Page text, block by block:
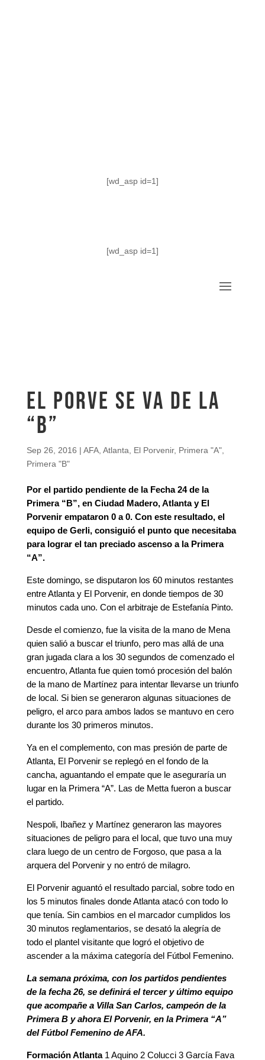
[wd_asp id=1]
[wd_asp id=1]
El Porve se va de la
“B”
Sep 26, 2016 | AFA, Atlanta El Porvenir, Primera "A",
Primera "B"
Por el partido pendiente de la Fecha 24 de la
Primera “B”, en Ciudad Madero, Atlanta y El
Porvenir empataron 0 a 0. Con este resultado, el
equipo de Gerli, consiguió el punto que necesitaba
para lograr el tan preciado ascenso a la Primera
“A”.
Este domingo, se disputaron los 60 minutos restantes
entre Atlanta y El Porvenir, en donde tiempos de 30
minutos cada uno. Con el arbitraje de Estefanía Pinto.
Desde el comienzo, fue la visita de la mano de Mena
quien salió a buscar el triunfo, pero mas allá de una
gran jugada clara a los 30 segundos de comenzado el
encuentro, Atlanta fue quien tomó procesión del balón
de la mano de Martínez para intentar llevarse un triunfo
de local. Si bien se generaron algunas situaciones de
peligro, el arco para ambos lados se mantuvo en cero
durante los 30 primeros minutos.
Ya en el complemento, con mas presión de parte de
Atlanta, El Porvenir se replegó en el fondo de la
cancha, aguantando el empate que le aseguraría un
lugar en la Primera “A”. Las de Metta fueron a buscar
el partido.
Nespoli, Ibañez y Martínez generaron las mayores
situaciones de peligro para el local, que tuvo una muy
clara luego de un centro de Forgoso, que pasa a la
arquera del Porvenir y no entró de milagro.
El Porvenir aguantó el resultado parcial, sobre todo en
los 5 minutos finales donde Atlanta atacó con todo lo
que tenía. Sin cambios en el marcador cumplidos los
30 minutos reglamentarios, se desató la alegría de
todo el plantel visitante que logró el objetivo de
ascender a la máxima categoría del Fútbol Femenino.
La semana próxima, con los partidos pendientes
de la fecha 26, se definirá el tercer y último equipo
que acompañe a Villa San Carlos, campeón de la
Primera B y ahora El Porvenir, en la Primera “A”
del Fútbol Femenino de AFA.
Formación Atlanta1 Aquino 2 Colucci 3 García Fava